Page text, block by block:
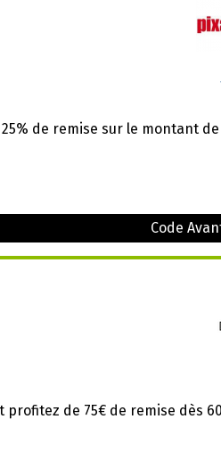
25% de remise sur le montant
Code
profitez de 75€ de remise dès